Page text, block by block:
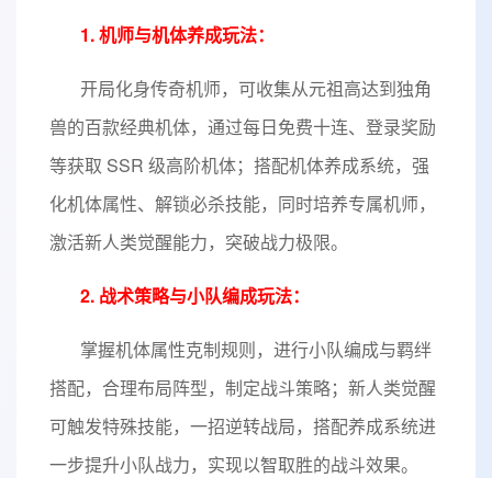
1. 机师与机体养成玩法：
开局化身传奇机师，可收集从元祖高达到独角
兽的百款经典机体，通过每日免费十连、登录奖励
等获取 SSR 级高阶机体；搭配机体养成系统，强
化机体属性、解锁必杀技能，同时培养专属机师，
激活新人类觉醒能力，突破战力极限。
2. 战术策略与小队编成玩法：
掌握机体属性克制规则，进行小队编成与羁绊
搭配，合理布局阵型，制定战斗策略；新人类觉醒
可触发特殊技能，一招逆转战局，搭配养成系统进
一步提升小队战力，实现以智取胜的战斗效果。